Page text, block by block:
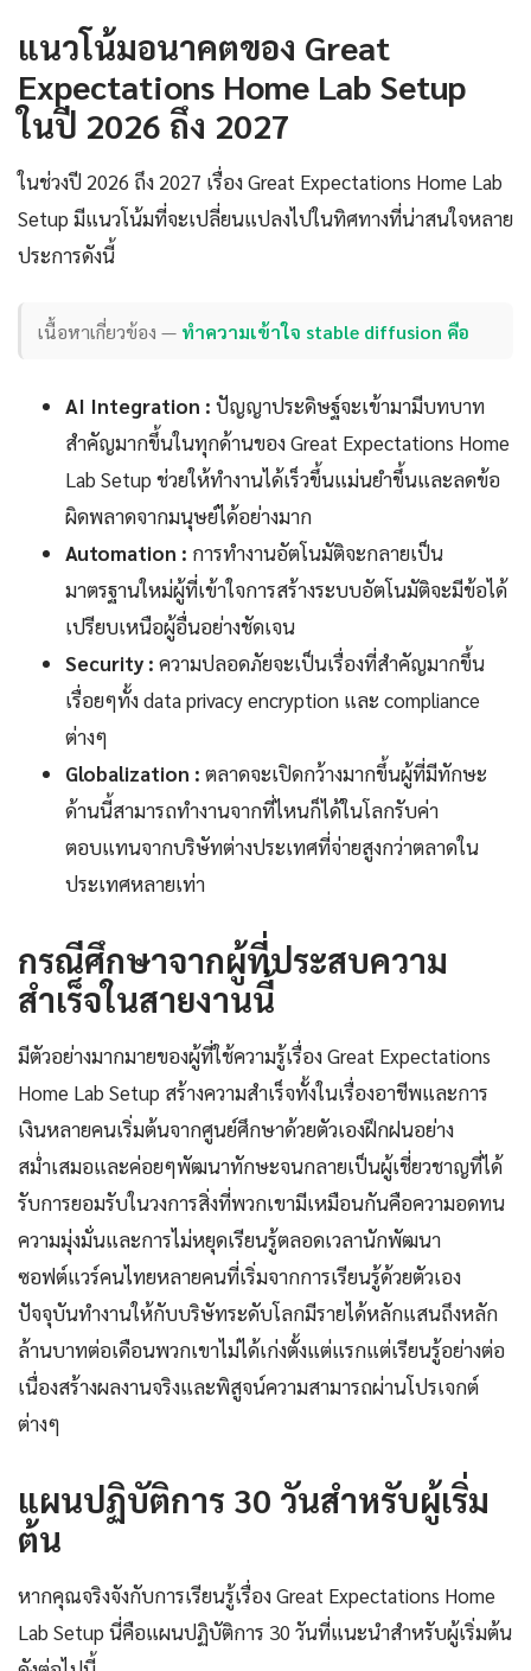
แนวโน้มอนาคตของ Great
Expectations Home Lab Setup
ในปี 2026 ถึง 2027
ในช่วงปี 2026 ถึง 2027 เรื่อง Great Expectations Home Lab
Setup มีแนวโน้มที่จะเปลี่ยนแปลงไปในทิศทางที่น่าสนใจหลาย
ประการดังนี้
เนื้อหาเกี่ยวข้อง — ทำความเข้าใจ stable diffusion คือ
AI Integration : ปัญญาประดิษฐ์จะเข้ามามีบทบาท
สำคัญมากขึ้นในทุกด้านของ Great Expectations Home
Lab Setup ช่วยให้ทำงานได้เร็วขึ้นแม่นยำขึ้นและลดข้อ
ผิดพลาดจากมนุษย์ได้อย่างมาก
Automation : การทำงานอัตโนมัติจะกลายเป็น
มาตรฐานใหม่ผู้ที่เข้าใจการสร้างระบบอัตโนมัติจะมีข้อได้
เปรียบเหนือผู้อื่นอย่างชัดเจน
Security : ความปลอดภัยจะเป็นเรื่องที่สำคัญมากขึ้น
เรื่อยๆทั้ง data privacy encryption และ compliance
ต่างๆ
Globalization : ตลาดจะเปิดกว้างมากขึ้นผู้ที่มีทักษะ
ด้านนี้สามารถทำงานจากที่ไหนก็ได้ในโลกรับค่า
ตอบแทนจากบริษัทต่างประเทศที่จ่ายสูงกว่าตลาดใน
ประเทศหลายเท่า
กรณีศึกษาจากผู้ที่ประสบความ
สำเร็จในสายงานนี้
มีตัวอย่างมากมายของผู้ที่ใช้ความรู้เรื่อง Great Expectations
Home Lab Setup สร้างความสำเร็จทั้งในเรื่องอาชีพและการ
เงินหลายคนเริ่มต้นจากศูนย์ศึกษาด้วยตัวเองฝึกฝนอย่าง
สม่ำเสมอและค่อยๆพัฒนาทักษะจนกลายเป็นผู้เชี่ยวชาญที่ได้
รับการยอมรับในวงการสิ่งที่พวกเขามีเหมือนกันคือความอดทน
ความมุ่งมั่นและการไม่หยุดเรียนรู้ตลอดเวลานักพัฒนา
ซอฟต์แวร์คนไทยหลายคนที่เริ่มจากการเรียนรู้ด้วยตัวเอง
ปัจจุบันทำงานให้กับบริษัทระดับโลกมีรายได้หลักแสนถึงหลัก
ล้านบาทต่อเดือนพวกเขาไม่ได้เก่งตั้งแต่แรกแต่เรียนรู้อย่างต่อ
เนื่องสร้างผลงานจริงและพิสูจน์ความสามารถผ่านโปรเจกต์
ต่างๆ
แผนปฏิบัติการ 30 วันสำหรับผู้เริ่ม
ต้น
หากคุณจริงจังกับการเรียนรู้เรื่อง Great Expectations Home
Lab Setup นี่คือแผนปฏิบัติการ 30 วันที่แนะนำสำหรับผู้เริ่มต้น